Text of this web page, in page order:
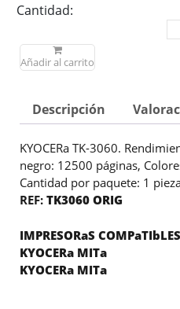
Cantidad:
Añadir al carrito
Descripción
KYOCERa TK-3060.
negro: 12500 páginas,
Cantidad por paquete: 1
REF: TK3060 ORIG
IMPRESORaS
KYOCERa MITa
KYOCERa MITa